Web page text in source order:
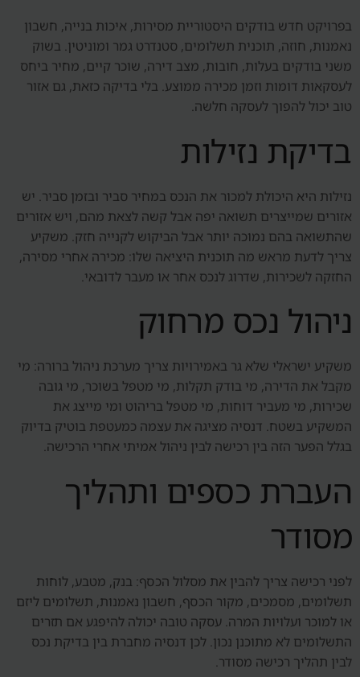
בפרויקט חדש בודקים היסטוריית מסירות, איכות בנייה, חשבון
נאמנות, חוזה, תוכנית תשלומים, סטנדרט גמר ומוניטין. בשוק
משני בודקים בעלות, חובות, מצב דירה, שוכר קיים, מחיר ביחס
לעסקאות דומות וזמן מכירה ממוצע. בלי בדיקה כזאת, גם אזור
טוב יכול להפוך לעסקה חלשה.
בדיקת נזילות
נזילות היא היכולת למכור את הנכס במחיר סביר ובזמן סביר. יש
אזורים שמייצרים תשואה יפה אבל קשה לצאת מהם, ויש אזורים
שהתשואה בהם נמוכה יותר אבל הביקוש לקנייה חזק. משקיע
צריך לדעת מראש מה תוכנית היציאה שלו: מכירה אחרי מסירה,
החזקה לשכירות, שדרוג לנכס אחר או מעבר לדובאי.
ניהול נכס מרחוק
משקיע ישראלי שלא גר באמירויות צריך מערכת ניהול ברורה: מי
מקבל את הדירה, מי בודק תקלות, מי מטפל בשוכר, מי גובה
שכירות, מי מעביר דוחות, מי מטפל בריהוט ומי מייצג את
המשקיע בשטח. דנסיה מציגה את עצמה כמעטפת בוטיק בדיוק
בגלל הפער הזה בין רכישה לבין ניהול אמיתי אחרי הרכישה.
העברת כספים ותהליך
מסודר
לפני רכישה צריך להבין את מסלול הכסף: בנק, מטבע, לוחות
תשלומים, מסמכים, מקור הכסף, חשבון נאמנות, תשלומים ליזם
או למוכר ועלויות המרה. עסקה טובה יכולה להיפגע אם תזרים
התשלומים לא מתוכנן נכון. לכן דנסיה מחברת בין בדיקת נכס
לבין תהליך רכישה מסודר.